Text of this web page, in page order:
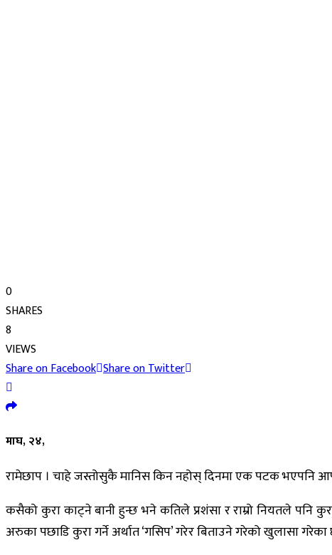
0
SHARES
8
VIEWS
Share on Facebook Share on Twitter
माघ, २४,
रामेछाप । चाहे जस्तोसुकै मानिस किन नहोस् दिनमा एक पटक भएपनि
कसैको कुरा काट्ने बानी हुन्छ भने कतिले प्रशंसा र राम्रो नियतले पनि
अरुका पछाडि कुरा गर्ने अर्थात ‘गसिप’ गरेर बिताउने गरेको खुलासा